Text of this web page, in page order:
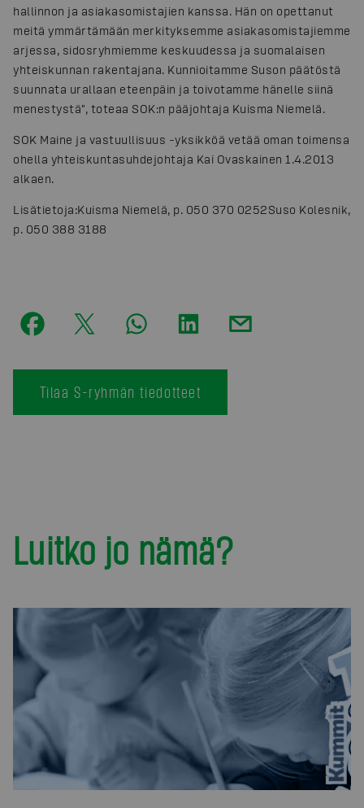
hallinnon ja asiakasomistajien kanssa. Hän on opettanut
meitä ymmärtämään merkityksemme asiakasomistajiemme
arjessa, sidosryhmiemme keskuudessa ja suomalaisen
yhteiskunnan rakentajana. Kunnioitamme Suson päätöstä
suunnata urallaan eteenpäin ja toivotamme hänelle siinä
menestystä", toteaa SOK:n pääjohtaja Kuisma Niemelä.
SOK Maine ja vastuullisuus -yksikköä vetää oman toimensa
ohella yhteiskunta­suhdejohtaja Kai Ovaskainen 1.4.2013
alkaen.
Lisätietoja:Kuisma Niemelä, p. 050 370 0252Suso Kolesnik,
p. 050 388 3188
Tilaa S-ryhmän tiedotteet
Luitko jo nämä?